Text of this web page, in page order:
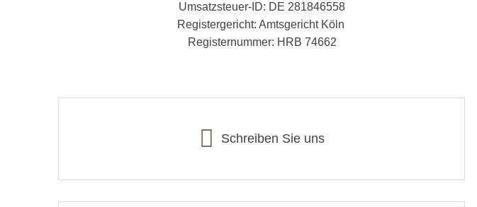
Umsatzsteuer-ID: DE 281846558
Registergericht: Amtsgericht Köln
Registernummer: HRB 74662
Schreiben Sie uns